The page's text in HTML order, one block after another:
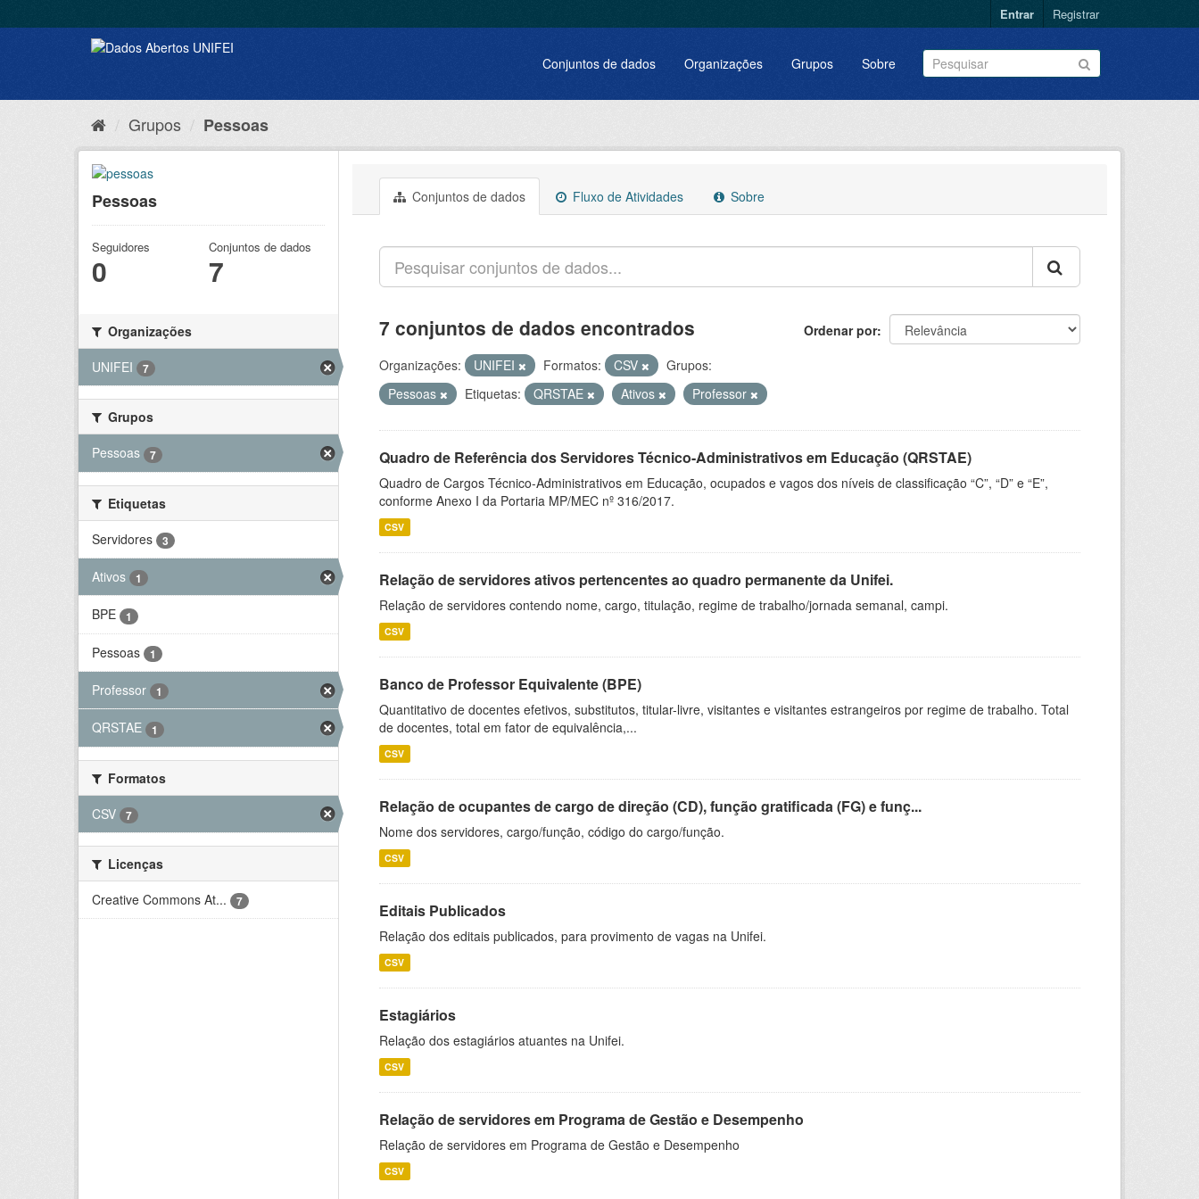
Entrar Registrar
Conjuntos de dados Organizações Grupos Sobre
Grupos Pessoas
Pessoas
Seguidores
0
Conjuntos de dados
7
Organizações
UNIFEI
7
Grupos
Pessoas
7
Etiquetas
Servidores
3
Ativos 1
BPE 1
Pessoas 1
Professor 1
QRSTAE 1
Formatos
CSV
7
Licenças
Creative Commons At...
7
Conjuntos de dados Fluxo de Atividades Sobre
Ordenar por
7 conjuntos de dados encontrados
Organizações: UNIFEI Formatos: CSV
Grupos:
Pessoas
Etiquetas: QRSTAE Ativos Professor
Quadro de Referência dos Servidores Técnico-Administrativos em Educação (QRSTAE)
Quadro de Cargos Técnico-Administrativos em Educação, ocupados e vagos dos níveis de classificação “C”, “D” e “E”,
conforme Anexo I da Portaria MP/MEC nº 316/2017.
CSV
Relação de servidores ativos pertencentes ao quadro permanente da Unifei.
Relação de servidores contendo nome, cargo, titulação, regime de trabalho/jornada semanal, campi.
CSV
Banco de Professor Equivalente (BPE)
Quantitativo de docentes efetivos, substitutos, titular-livre, visitantes e visitantes estrangeiros por regime de trabalho. Total
de docentes, total em fator de equivalência,...
CSV
Relação de ocupantes de cargo de direção (CD), função gratificada (FG) e funç...
Nome dos servidores, cargo/função, código do cargo/função.
CSV
Editais Publicados
Relação dos editais publicados, para provimento de vagas na Unifei.
CSV
Estagiários
Relação dos estagiários atuantes na Unifei.
CSV
Relação de servidores em Programa de Gestão e Desempenho
Relação de servidores em Programa de Gestão e Desempenho
CSV